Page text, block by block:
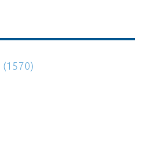
(1570)